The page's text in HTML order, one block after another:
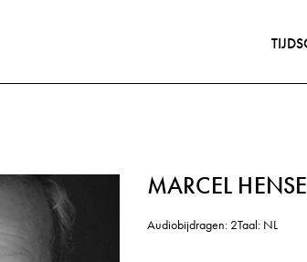
MARCEL
Audiobijdragen: 2Taal: NL